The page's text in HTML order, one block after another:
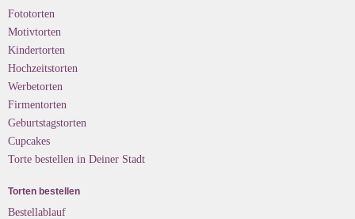
Fototorten
Motivtorten
Kindertorten
Hochzeitstorten
Werbetorten
Firmentorten
Geburtstagstorten
Cupcakes
Torte bestellen in Deiner Stadt
Torten bestellen
Bestellablauf